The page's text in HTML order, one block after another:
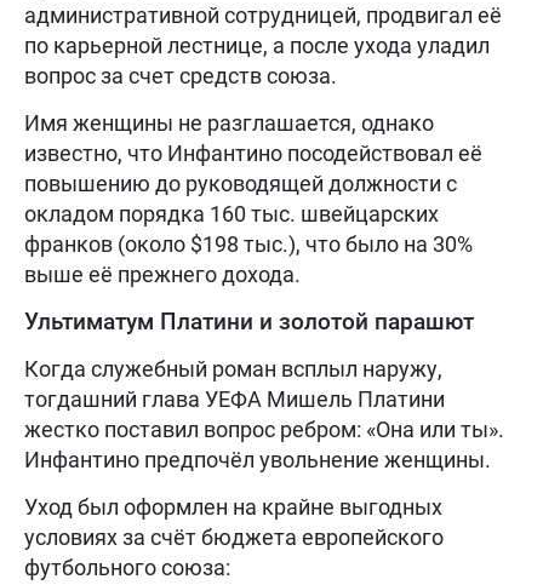
административной сотрудницей, продвигал её
по карьерной лестнице, а после ухода уладил
вопрос за счет средств союза.
Имя женщины не разглашается, однако
известно, что Инфантино посодействовал её
повышению до руководящей должности с
окладом порядка 160 тыс. швейцарских
франков (около $198 тыс.), что было на 30%
выше её прежнего дохода.
Ультиматум Платини и золотой парашют
Когда служебный роман всплыл наружу,
тогдашний глава УЕФА Мишель Платини
жестко поставил вопрос ребром: «Она или ты».
Инфантино предпочёл увольнение женщины.
Уход был оформлен на крайне выгодных
условиях за счёт бюджета европейского
футбольного союза: